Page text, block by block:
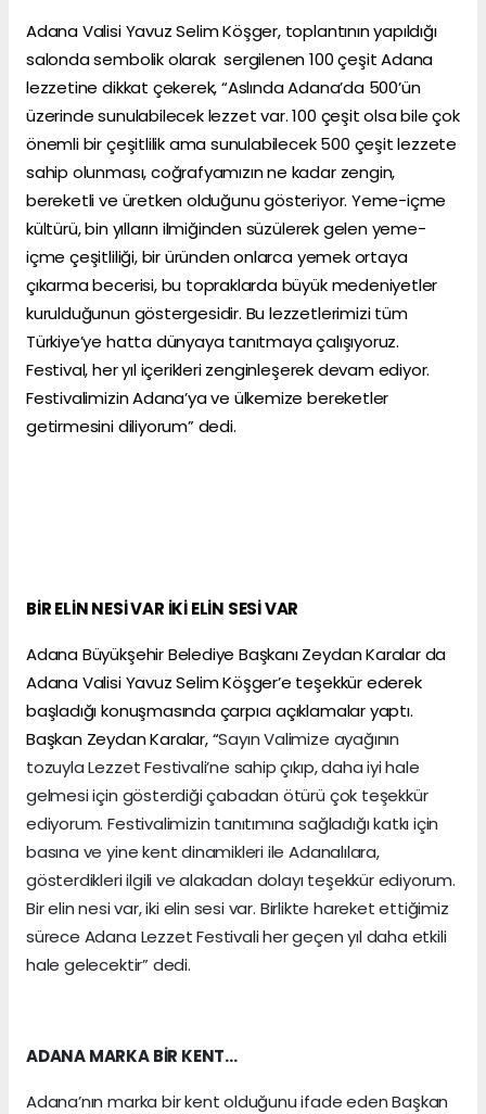
Adana Valisi Yavuz Selim Köşger, toplantının yapıldığı
salonda sembolik olarak sergilenen 100 çeşit Adana
lezzetine dikkat çekerek, “Aslında Adana’da 500’ün
üzerinde sunulabilecek lezzet var. 100 çeşit olsa bile çok
önemli bir çeşitlilik ama sunulabilecek 500 çeşit lezzete
sahip olunması, coğrafyamızın ne kadar zengin,
bereketli ve üretken olduğunu gösteriyor. Yeme-içme
kültürü, bin yılların ilmiğinden süzülerek gelen yeme-
içme çeşitliliği, bir üründen onlarca yemek ortaya
çıkarma becerisi, bu topraklarda büyük medeniyetler
kurulduğunun göstergesidir. Bu lezzetlerimizi tüm
Türkiye’ye hatta dünyaya tanıtmaya çalışıyoruz.
Festival, her yıl içerikleri zenginleşerek devam ediyor.
Festivalimizin Adana’ya ve ülkemize bereketler
getirmesini diliyorum” dedi.
BİR ELİN NESİ VAR İKİ ELİN SESİ VAR
Adana Büyükşehir Belediye Başkanı Zeydan Karalar da
Adana Valisi Yavuz Selim Köşger’e teşekkür ederek
başladığı konuşmasında çarpıcı açıklamalar yaptı.
Başkan Zeydan Karalar, “Sayın Valimize ayağının
tozuyla Lezzet Festivali’ne sahip çıkıp, daha iyi hale
gelmesi için gösterdiği çabadan ötürü çok teşekkür
ediyorum. Festivalimizin tanıtımına sağladığı katkı için
basına ve yine kent dinamikleri ile Adanalılara,
gösterdikleri ilgili ve alakadan dolayı teşekkür ediyorum.
Bir elin nesi var, iki elin sesi var. Birlikte hareket ettiğimiz
sürece Adana Lezzet Festivali her geçen yıl daha etkili
hale gelecektir” dedi.
ADANA MARKA BİR KENT…
Adana’nın marka bir kent olduğunu ifade eden Başkan